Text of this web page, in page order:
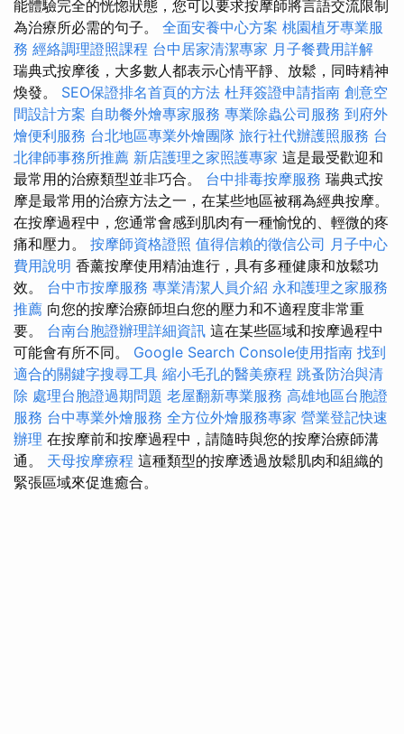
能體驗完全的恍惚狀態，您可以要求按摩師將言語交流限制
為治療所必需的句子。 全面安養中心方案 桃園植牙專業服
務 經絡調理證照課程 台中居家清潔專家 月子餐費用詳解
瑞典式按摩後，大多數人都表示心情平靜、放鬆，同時精神
煥發。 SEO保證排名首頁的方法 杜拜簽證申請指南 創意空
間設計方案 自助餐外燴專家服務 專業除蟲公司服務 到府外
燴便利服務 台北地區專業外燴團隊 旅行社代辦護照服務 台
北律師事務所推薦 新店護理之家照護專家 這是最受歡迎和
最常用的治療類型並非巧合。 台中排毒按摩服務 瑞典式按
摩是最常用的治療方法之一，在某些地區被稱為經典按摩。
在按摩過程中，您通常會感到肌肉有一種愉悅的、輕微的疼
痛和壓力。 按摩師資格證照 值得信賴的徵信公司 月子中心
費用說明 香薰按摩使用精油進行，具有多種健康和放鬆功
效。 台中市按摩服務 專業清潔人員介紹 永和護理之家服務
推薦 向您的按摩治療師坦白您的壓力和不適程度非常重
要。 台南台胞證辦理詳細資訊 這在某些區域和按摩過程中
可能會有所不同。 Google Search Console使用指南 找到
適合的關鍵字搜尋工具 縮小毛孔的醫美療程 跳蚤防治與清
除 處理台胞證過期問題 老屋翻新專業服務 高雄地區台胞證
服務 台中專業外燴服務 全方位外燴服務專家 營業登記快速
辦理 在按摩前和按摩過程中，請隨時與您的按摩治療師溝
通。 天母按摩療程 這種類型的按摩透過放鬆肌肉和組織的
緊張區域來促進癒合。